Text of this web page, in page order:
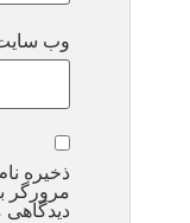
وب‌
ذخیره
مرورگر